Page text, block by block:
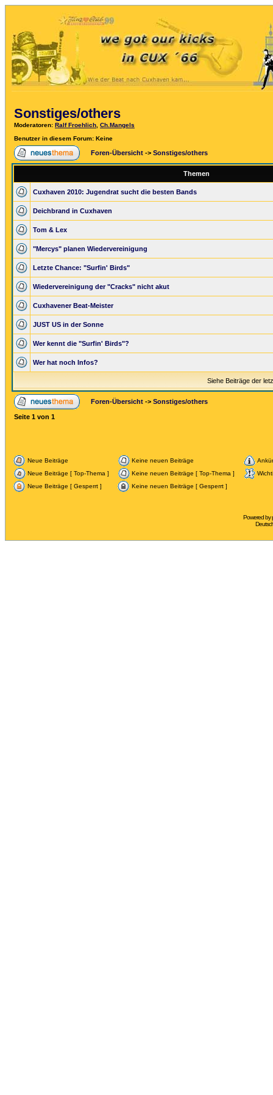
Sonstiges/others
Moderatoren: Ralf Froehlich Ch.Mangels
Benutzer in diesem Forum: Keine
Foren-Übersicht -> Sonstiges/others
Themen
Cuxhaven 2010: Jugendrat sucht die besten Bands
Deichbrand in Cuxhaven
Tom & Lex
"Mercys" planen Wiedervereinigung
Letzte Chance: "Surfin' Birds"
Wiedervereinigung der "Cracks" nicht akut
Cuxhavener Beat-Meister
JUST US in der Sonne
Wer kennt die "Surfin' Birds"?
Wer hat noch Infos?
Siehe Beiträge der
Foren-Übersicht -> Sonstiges/others
Seite 1 von 1
Neue Beiträge Keine neuen Beiträge
Neue Beiträge [ Top-Thema ]
Keine neuen Beiträge [ Top-Thema ]
Neue Beiträge [ Gesperrt ]
Keine neuen Beiträge [ Gesperrt ]
Powered by